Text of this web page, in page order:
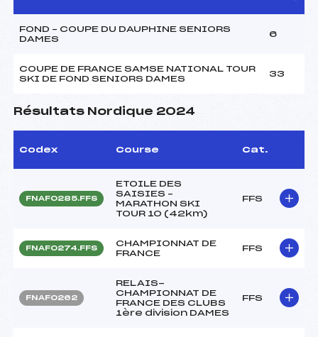
FOND – COUPE DU DAUPHINE SENIORS
DAMES
6
COUPE DE FRANCE SAMSE NATIONAL TOUR
SKI DE FOND SENIORS DAMES
33
Résultats Nordique 2024
Codex Course Cat.
FNAF0285.FFS
ETOILE DES
SAISIES –
MARATHON SKI
TOUR 10 (42km)
FFS
FNAF0274.FFS
CHAMPIONNAT DE
FRANCE
FFS
FNAF0262
RELAIS-
CHAMPIONNAT DE
FRANCE DES CLUBS
1ère division DAMES
FFS